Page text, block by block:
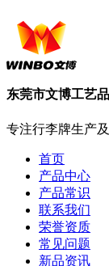
东莞市文博工艺
专注行李牌生产及
首页
产品中心
产品常识
联系我们
荣誉资质
常见问题
新品资讯